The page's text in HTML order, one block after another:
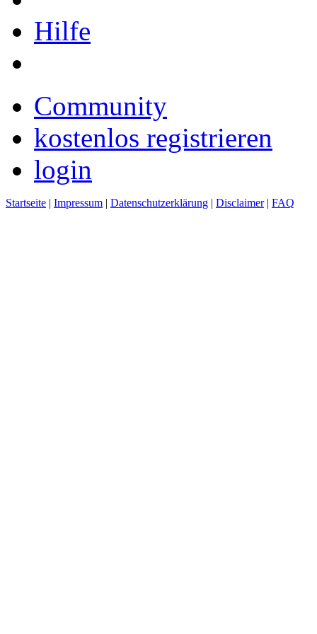
Hilfe
Community
kostenlos registrieren
login
Startseite | Impressum | Datenschutzerklärung | Disclaimer| FAQ